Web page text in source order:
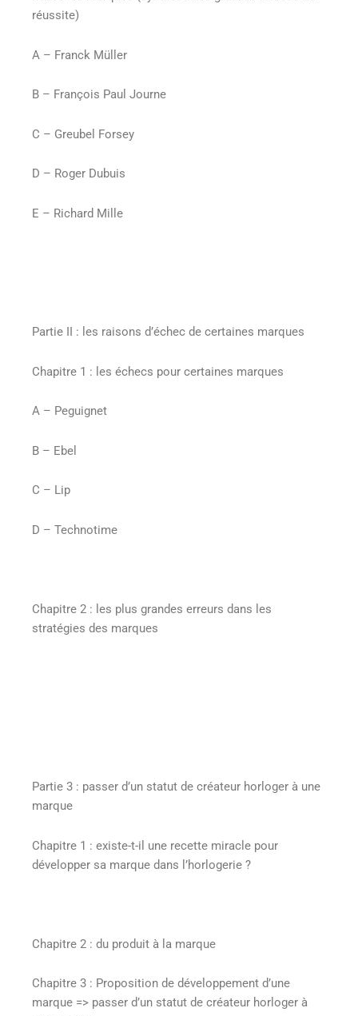
réussite)
A – Franck Müller
B – François Paul Journe
C – Greubel Forsey
D – Roger Dubuis
E – Richard Mille
Partie II : les raisons d’échec de certaines marques
Chapitre 1 : les échecs pour certaines marques
A – Peguignet
B – Ebel
C – Lip
D – Technotime
Chapitre 2 : les plus grandes erreurs dans les
stratégies des marques
Partie 3 : passer d’un statut de créateur horloger à une
marque
Chapitre 1 : existe-t-il une recette miracle pour
développer sa marque dans l’horlogerie ?
Chapitre 2 : du produit à la marque
Chapitre 3 : Proposition de développement d’une
marque => passer d’un statut de créateur horloger à